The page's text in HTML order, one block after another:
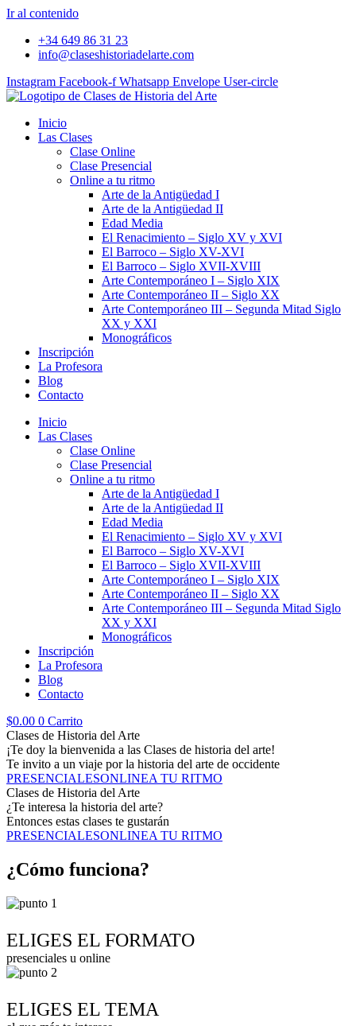
Ir al contenido
+34 649 86 31 23
info@claseshistoriadelarte.com
Instagram Facebook-f Whatsapp Envelope User-circle
Inicio
Las Clases
Clase Online
Clase Presencial
Online a tu ritmo
Arte de la Antigüedad I
Arte de la Antigüedad II
Edad Media
El Renacimiento – Siglo XV y XVI
El Barroco – Siglo XV-XVI
El Barroco – Siglo XVII-XVIII
Arte Contemporáneo I – Siglo XIX
Arte Contemporáneo II – Siglo XX
Arte Contemporáneo III – Segunda Mitad Siglo
XX y XXI
Monográficos
Inscripción
La Profesora
Blog
Contacto
Inicio
Las Clases
Clase Online
Clase Presencial
Online a tu ritmo
Arte de la Antigüedad I
Arte de la Antigüedad II
Edad Media
El Renacimiento – Siglo XV y XVI
El Barroco – Siglo XV-XVI
El Barroco – Siglo XVII-XVIII
Arte Contemporáneo I – Siglo XIX
Arte Contemporáneo II – Siglo XX
Arte Contemporáneo III – Segunda Mitad Siglo
XX y XXI
Monográficos
Inscripción
La Profesora
Blog
Contacto
$0.00 0 Carrito
Clases de Historia del Arte
¡Te doy la bienvenida a las Clases de historia del arte!
Te invito a un viaje por la historia del arte de occidente
PRESENCIALESONLINEA TU RITMO
Clases de Historia del Arte
¿Te interesa la historia del arte?
Entonces estas clases te gustarán
PRESENCIALESONLINEA TU RITMO
¿Cómo funciona?
ELIGES EL FORMATO
presenciales u online
ELIGES EL TEMA